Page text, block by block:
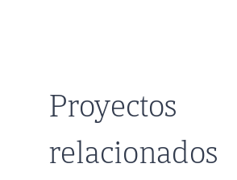
Proyectos
relacionados